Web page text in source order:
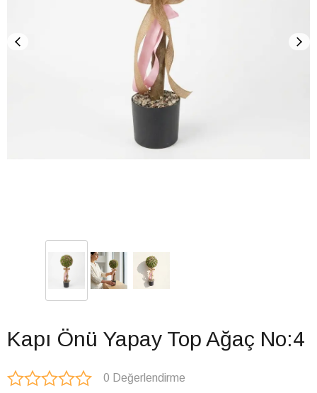
Kapı Önü Yapay Top Ağaç No:4
0 Değerlendirme